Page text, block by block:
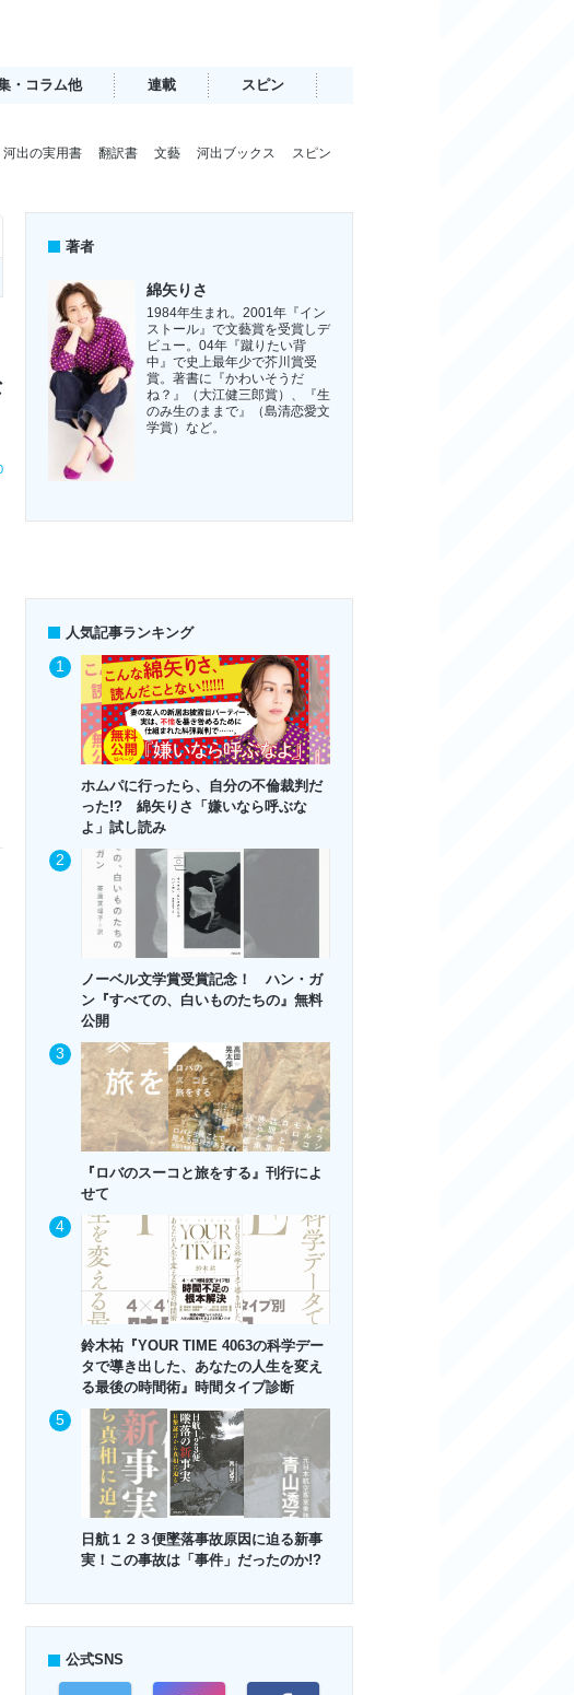
・コラム他 連載 スピン
河出の実用書 翻訳書 文藝 河出ブックス スピン
著者
綿矢りさ
1984年生まれ。2001年『イン
ストール』で文藝賞を受賞しデ
ビュー。04年『蹴りたい背
中』で史上最年少で芥川賞受
賞。著書に『かわいそうだ
ね？』（大江健三郎賞）、『生
のみ生のままで』（島清恋愛文
学賞）など。
人気記事ランキング
ホムパに行ったら、自分の不倫裁判だ
った!? 綿矢りさ「嫌いなら呼ぶな
よ」試し読み
ノーベル文学賞受賞記念！ ハン・ガ
ン『すべての、白いものたちの』無料
公開
『ロバのスーコと旅をする』刊行によ
せて
鈴木祐『YOUR TIME 4063の科学デー
タで導き出した、あなたの人生を変え
る最後の時間術』時間タイプ診断
日航１２３便墜落事故原因に迫る新事
実！この事故は「事件」だったのか!?
公式SNS